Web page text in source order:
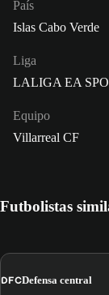
País
Islas Cabo Verde
Liga
LALIGA EA
Equipo
Villarreal CF
Futbolistas
DFCDefensa central